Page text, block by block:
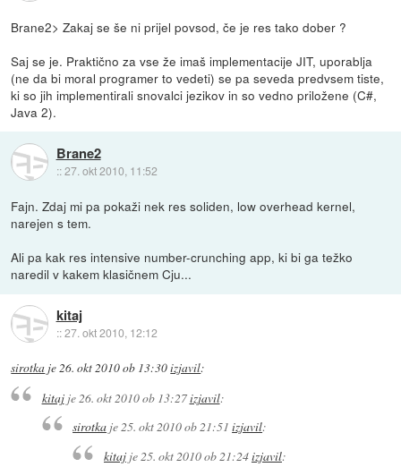
Brane2> Zakaj se še ni prijel povsod, če je res tako dober ?
Saj se je. Praktično za vse že imaš implementacije JIT, uporablja
(ne da bi moral programer to vedeti) se pa seveda predvsem tiste,
ki so jih implementirali snovalci jezikov in so vedno priložene (C#,
Java 2).
Brane2
::27. okt 2010, 11:52
Fajn. Zdaj mi pa pokaži nek res soliden, low overhead kernel,
narejen s tem.
Ali pa kak res intensive number-crunching app, ki bi ga težko
naredil v kakem klasičnem Cju...
kitaj
::27. okt 2010, 12:12
sirotka je26. okt 2010 ob 13:30izjavil:
kitajje 26. okt 2010 ob 13:27izjavil:
sirotka je25. okt 2010 ob 21:51 izjavil:
kitajje25. okt 2010 ob 21:24izjavil: